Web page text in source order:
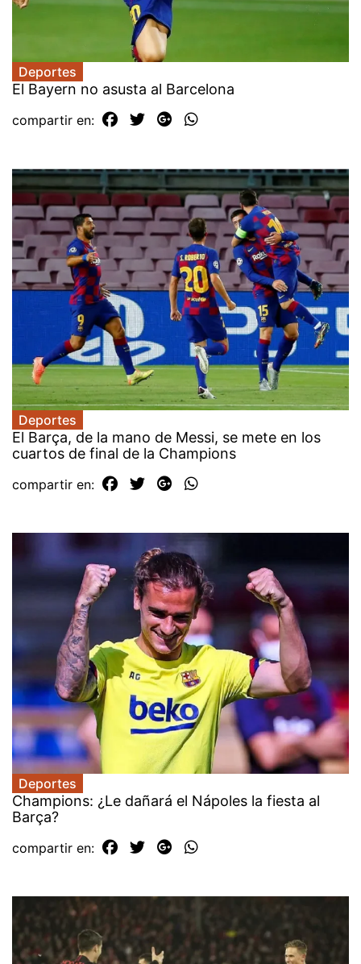
Deportes
El Bayern no asusta al Barcelona
compartir en:
Deportes
El Barça, de la mano de Messi, se mete en los
cuartos de final de la Champions
compartir en:
Deportes
Champions: ¿Le dañará el Nápoles la fiesta al
Barça?
compartir en: